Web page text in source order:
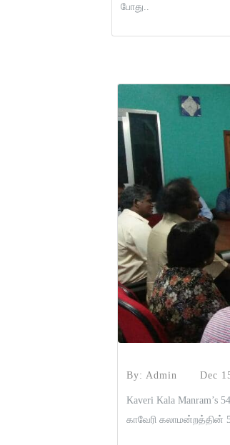
போது..
By: Admin Dec
Kaveri Kala Manram’s
காவேரி கலாமன்றத்தின்